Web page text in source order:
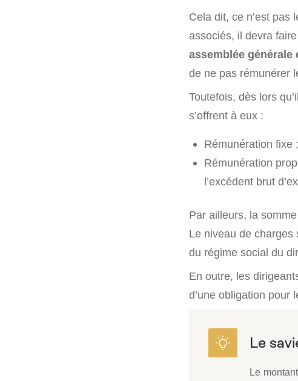
Cela dit, ce n’est pas
associés, il devra
assemblée générale
de ne pas rémunérer
Toutefois, dès lors
s’offrent à eux :
Rémunération fixe ;
Rémunération
l’excédent brut
Par ailleurs, la
Le niveau de
du régime social du
En outre, les
d’une obligation pour
Le